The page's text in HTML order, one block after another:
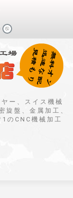
ー、スイス機械
旋盤、金属加工、
のCNC機械加工